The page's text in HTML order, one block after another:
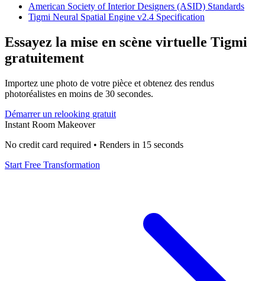
American Society of Interior Designers (ASID) Standards
Tigmi Neural Spatial Engine v2.4 Specification
Essayez la mise en scène virtuelle Tigmi
gratuitement
Importez une photo de votre pièce et obtenez des rendus
photoréalistes en moins de 30 secondes.
Démarrer un relooking gratuit
Instant Room Makeover
No credit card required • Renders in 15 seconds
Start Free Transformation